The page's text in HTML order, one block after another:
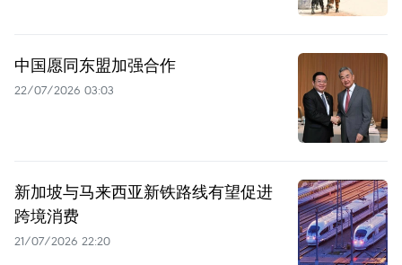
中国愿同东盟加强合作
22/07/2026 03:03
新加坡与马来西亚新铁路线有望促进
跨境消费
21/07/2026 22:20